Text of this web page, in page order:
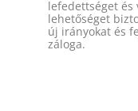
lefedettséget és
lehetőséget
új irányokat és
záloga.